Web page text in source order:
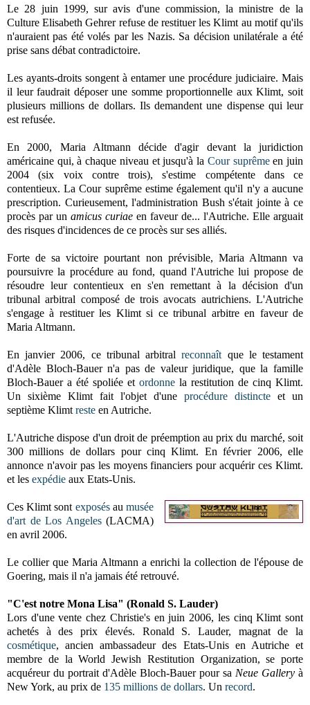
Le 28 juin 1999, sur avis d'une commission, la ministre de la
Culture Elisabeth Gehrer refuse de restituer les Klimt au motif qu'ils
n'auraient pas été volés par les Nazis. Sa décision unilatérale a été
prise sans débat contradictoire.
Les ayants-droits songent à entamer une procédure judiciaire. Mais
il leur faudrait déposer une somme proportionnelle aux Klimt, soit
plusieurs millions de dollars. Ils demandent une dispense qui leur
est refusée.
En 2000, Maria Altmann décide d'agir devant la juridiction
américaine qui, à chaque niveau et jusqu'àla Coursuprêmeen juin
2004 (six voix contre trois), s'estime compétente dans ce
contentieux.La Coursuprême estime également qu'il n'y a aucune
prescription. Curieusement, l'administration Bush s'était jointe à ce
procès par un amicus curiae en faveur de... l'Autriche. Elle arguait
des risques d'incidences de ce procès sur ses alliés.
Forte de sa victoire pourtant non prévisible, Maria Altmann va
poursuivre la procédure au fond, quand l'Autriche lui propose de
résoudre leur contentieux en s'en remettant à la décision d'un
tribunal arbitral composé de trois avocats autrichiens. L'Autriche
s'engage à restituer les Klimt si ce tribunal arbitre en faveur de
Maria Altmann.
En janvier 2006, ce tribunal arbitralreconnaît que le testament
d'Adèle Bloch-Bauer n'a pas de valeur juridique, que la famille
Bloch-Bauer a été spoliée et ordonne la restitution de cinq Klimt.
Un sixième Klimt fait l'objet d'une procédure distincte et un
septième Klimt reste en Autriche.
L'Autriche dispose d'un droit de préemption au prix du marché, soit
300 millions de dollars pour cinq Klimt. En février 2006, elle
annonce n'avoir pas les moyens financiers pour acquérir ces Klimt.
et les expédie aux Etats-Unis.
Ces Klimt sont exposésaumusée
d'art de Los Angeles(LACMA)
en avril 2006.
Le collier que Maria Altmann a enrichi la collection de l'épouse de
Goering, mais il n'a jamais été retrouvé.
"C'est notre Mona Lisa" (Ronald S. Lauder)
Lors d'une vente chez Christie's en juin 2006, les cinq Klimt sont
achetés à des prix élevés. Ronald S. Lauder, magnat de la
cosmétique, ancien ambassadeur des Etats-Unis en Autriche et
membre de la World Jewish Restitution Organization, se porte
acquéreur du portrait d'Adèle Bloch-Bauer pour sa Neue Gallery à
New York, au prix de 135 millions de dollars. Un record.